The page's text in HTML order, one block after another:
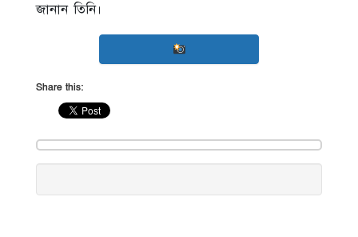
জানান তিনি।
Share this: